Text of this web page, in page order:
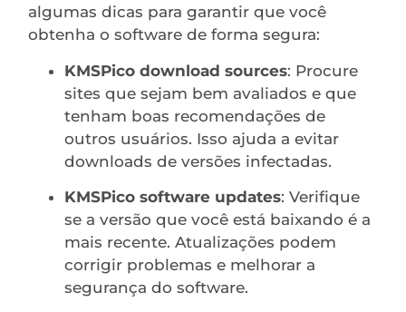
algumas dicas para garantir que você
obtenha o software de forma segura:
KMSPico download sources: Procure
sites que sejam bem avaliados e que
tenham boas recomendações de
outros usuários. Isso ajuda a evitar
downloads de versões infectadas.
KMSPico software updates: Verifique
se a versão que você está baixando é a
mais recente. Atualizações podem
corrigir problemas e melhorar a
segurança do software.